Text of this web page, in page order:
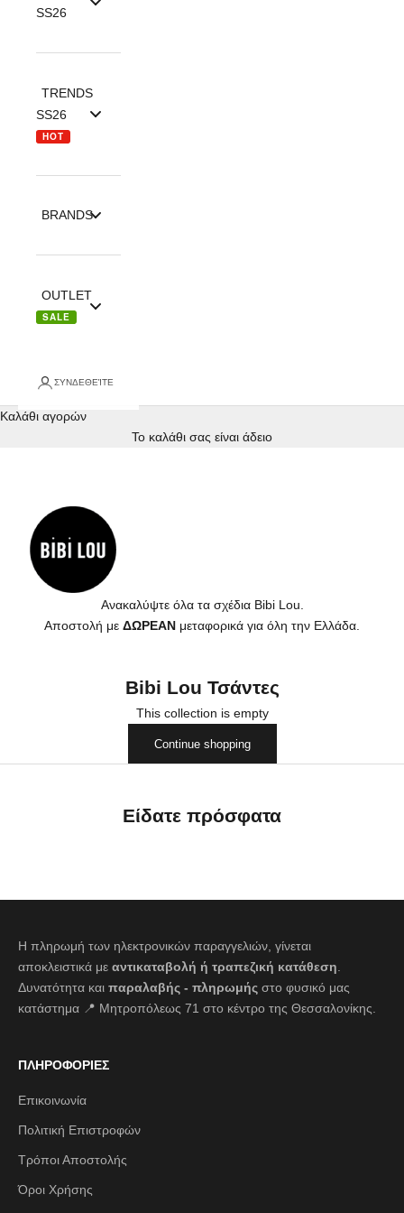
SS26
TRENDS
SS26
HOT
BRANDS
OUTLET
SALE
ΣΥΝΔΕΘΕΊΤΕ
Καλάθι αγορών
Το καλάθι σας είναι άδειο
Ανακαλύψτε όλα τα σχέδια Bibi Lou.
Αποστολή με ΔΩΡΕΑΝ μεταφορικά για όλη την Ελλάδα.
Bibi Lou Τσάντες
This collection is empty
Continue shopping
Είδατε πρόσφατα
Η πληρωμή των ηλεκτρονικών παραγγελιών, γίνεται
αποκλειστικά με αντικαταβολή ή τραπεζική κατάθεση
Δυνατότητα και παραλαβής - πληρωμής στο φυσικό μας
κατάστημα 📍 Μητροπόλεως 71 στο κέντρο της Θεσσαλονίκης.
ΠΛΗΡΟΦΟΡΙΕΣ
Επικοινωνία
Πολιτική Επιστροφών
Τρόποι Αποστολής
Όροι Χρήσης